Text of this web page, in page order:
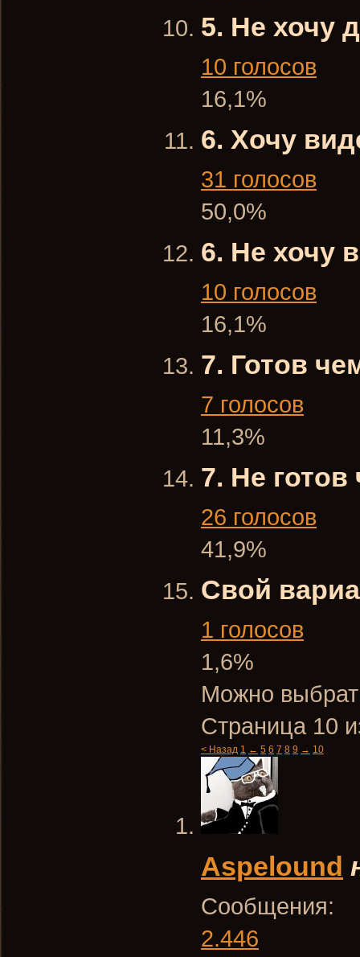
5. Не хочу
10 голосов
16,1%
6. Хочу
31 голосов
50,0%
6. Не хочу
10 голосов
16,1%
7. Готов
7 голосов
11,3%
7. Не
26 голосов
41,9%
Свой
1 голосов
1,6%
Можно
Страница 10
< Назад 1 ← 5 6 7 8 9 → 10
Aspelound
Сообщения:
2.446